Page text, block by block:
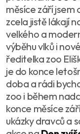
měsíce září jsem
zcela jistě lákají
velkého a
výběhu vlků i
ředitelka zoo
je do konce
doba a rádi
zoo i během
konce měsíce
ukázky dravců a